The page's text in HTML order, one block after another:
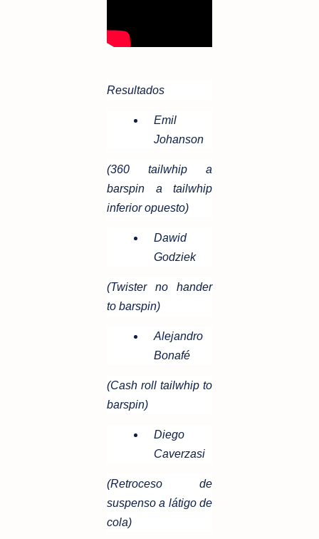
Resultados
Emil
Johanson
(360 tailwhip a
barspin a tailwhip
inferior opuesto)
Dawid
Godziek
(Twister no hander
to barspin)
Alejandro
Bonafé
(Cash roll tailwhip to
barspin)
Diego
Caverzasi
(Retroceso de
suspenso a látigo de
cola)